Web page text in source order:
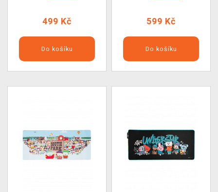
499 Kč
Do košíku
599 Kč
Do košíku